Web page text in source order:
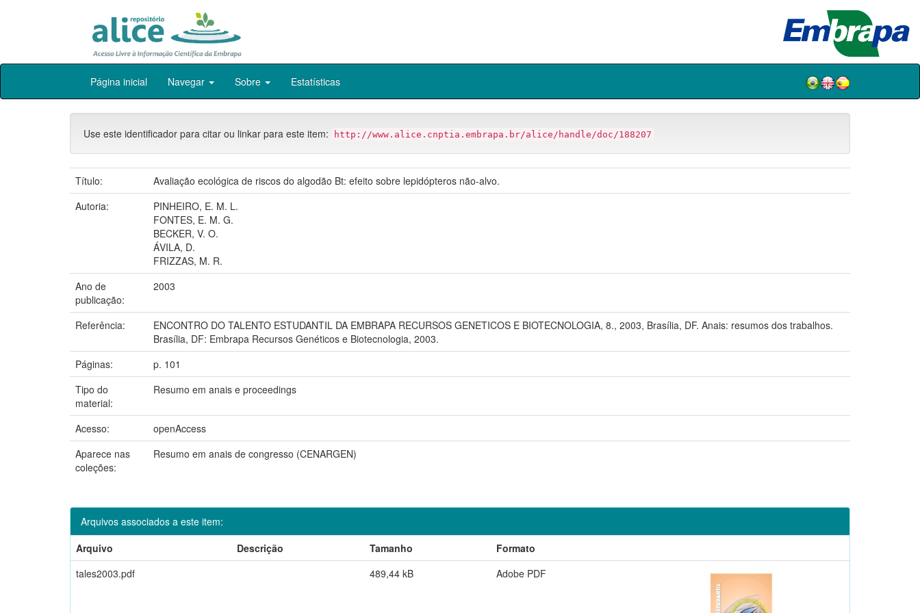
Skip
Página inicial Navegar Sobre Estatísticas
Use este identificador para citar ou linkar para este item: http://www.alice.cnptia.embrapa.br/alice/handle/doc/188207
Título:
Avaliação ecológica de riscos do algodão Bt: efeito sobre lepidópteros não-alvo.
Autoria:
PINHEIRO, E. M. L.
FONTES, E. M. G.
BECKER, V. O.
ÁVILA, D.
FRIZZAS, M. R.
Ano de
publicação:
2003
Referência:
ENCONTRO DO TALENTO ESTUDANTIL DA EMBRAPA RECURSOS GENETICOS E BIOTECNOLOGIA, 8., 2003, Brasília, DF. Anais: resumos dos trabalhos.
Brasília, DF: Embrapa Recursos Genéticos e Biotecnologia, 2003.
Páginas:
p. 101
Tipo do
material:
Resumo em anais e proceedings
Acesso:
openAccess
Aparece nas
coleções:
Resumo em anais de congresso (CENARGEN)
Arquivos associados a este item:
Arquivo
Descrição Tamanho
Formato
tales2003.pdf
489,44 kB Adobe PDF